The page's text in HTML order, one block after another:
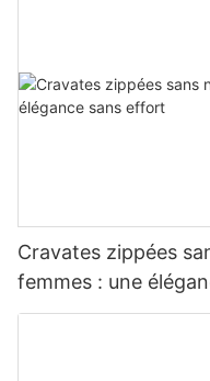
Cravates zippées
femmes : une